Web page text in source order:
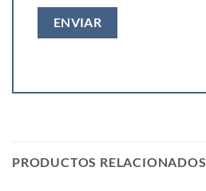
PRODUCTOS RELACIONADOS